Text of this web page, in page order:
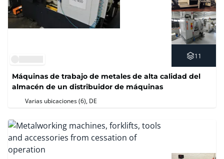
11
Máquinas de trabajo de metales de alta calidad del
almacén de un distribuidor de máquinas
Varias ubicaciones (6) , DE